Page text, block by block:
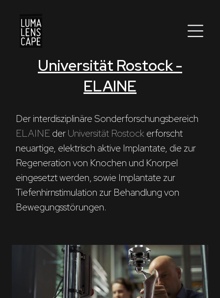
Corporate
Production / Services
About
DEU ENG Suche
Universität Rostock -
ELAINE
ELAINE der Universität Rostock erforscht
neuartige, elektrisch aktive Implantate, die zur
Regeneration von Knochen und Knorpel
eingesetzt werden, sowie Implantate zur
Tiefenhirnstimulation zur Behandlung von
Bewegungsstörungen.